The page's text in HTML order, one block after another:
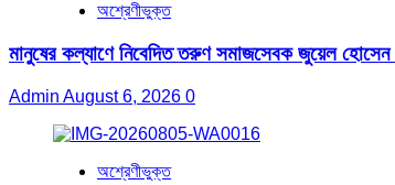
অশ্রেণীভুক্ত
মানুষের কল্যাণে নিবেদিত তরুণ সমাজসেবক জুয়েল হোসেন
Admin August 6, 2026 0
অশ্রেণীভুক্ত